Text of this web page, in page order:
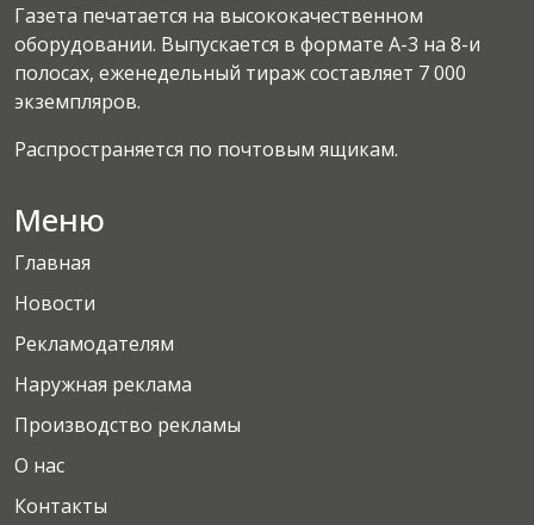
Газета печатается на высококачественном
оборудовании. Выпускается в формате А-3 на 8-и
полосах, еженедельный тираж составляет 7 000
экземпляров.
Распространяется по почтовым ящикам.
Меню
Главная
Новости
Рекламодателям
Наружная реклама
Производство рекламы
О нас
Контакты